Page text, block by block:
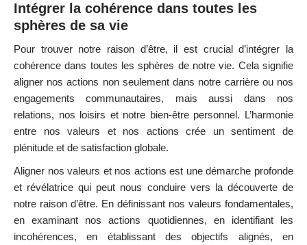
Intégrer la cohérence dans toutes les
sphères de sa vie
Pour trouver notre raison d’être, il est crucial d’intégrer la
cohérence dans toutes les sphères de notre vie. Cela signifie
aligner nos actions non seulement dans notre carrière ou nos
engagements communautaires, mais aussi dans nos
relations, nos loisirs et notre bien-être personnel. L’harmonie
entre nos valeurs et nos actions crée un sentiment de
plénitude et de satisfaction globale.
Aligner nos valeurs et nos actions est une démarche profonde
et révélatrice qui peut nous conduire vers la découverte de
notre raison d’être. En définissant nos valeurs fondamentales,
en examinant nos actions quotidiennes, en identifiant les
incohérences, en établissant des objectifs alignés, en